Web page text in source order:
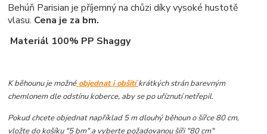
Behúň Parisian je příjemný na chůzi díky vysoké hustotě
vlasu. Cena je za bm.
Materiál 100% PP Shaggy
K běhounu je možnéobjednat i obšitíkrátkých strán barevným
chemlonem dle odstínu koberce, aby se po uříznutí netřepil.
Pokud chcete objednat například 5 m dlouhý běhoun o šířce 80 cm,
vložte do košíku "5 bm" a vyberte požadovanou šíři "80 cm"